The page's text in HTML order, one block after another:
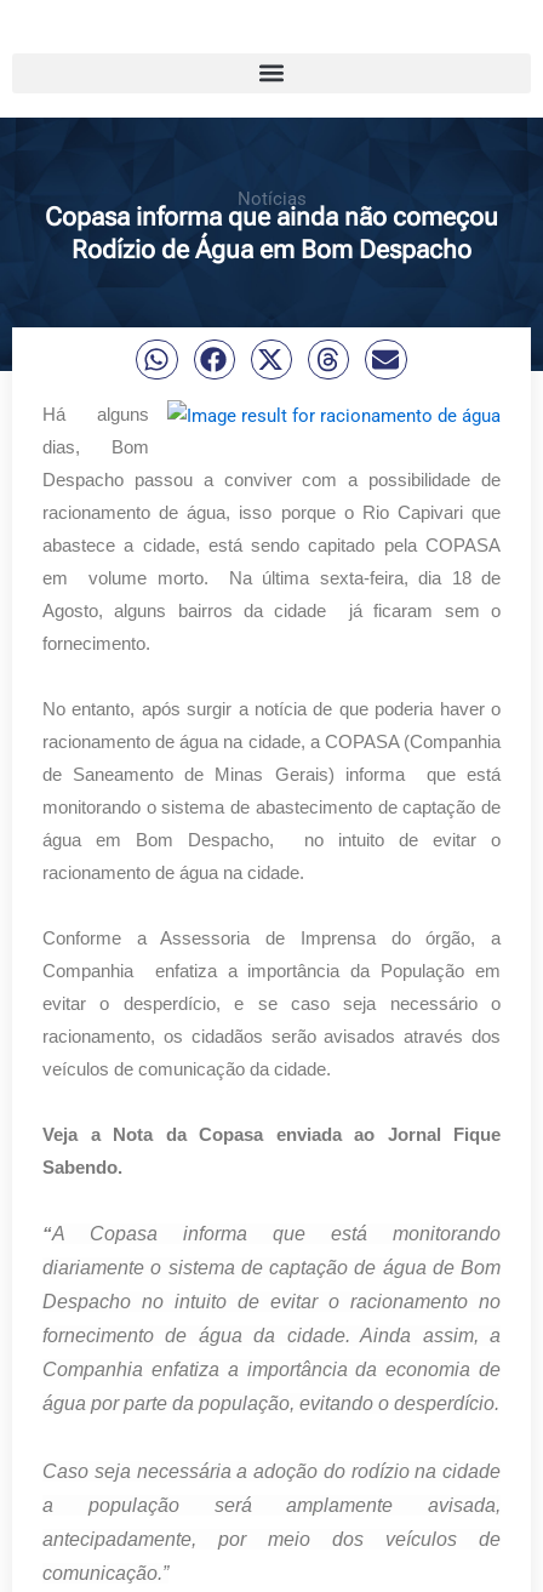
Notícias
Copasa informa que ainda não começou
Rodízio de Água em Bom Despacho
Há alguns
dias, Bom
Despacho passou a conviver com a possibilidade de
racionamento de água, isso porque o Rio Capivari que
abastece a cidade, está sendo capitado pela COPASA
em volume morto. Na última sexta-feira, dia 18 de
Agosto, alguns bairros da cidade já ficaram sem o
fornecimento.
No entanto, após surgir a notícia de que poderia haver o
racionamento de água na cidade, a COPASA (Companhia
de Saneamento de Minas Gerais) informa que está
monitorando o sistema de abastecimento de captação de
água em Bom Despacho, no intuito de evitar o
racionamento de água na cidade.
Conforme a Assessoria de Imprensa do órgão, a
Companhia enfatiza a importância da População em
evitar o desperdício, e se caso seja necessário o
racionamento, os cidadãos serão avisados através dos
veículos de comunicação da cidade.
Veja a Nota da Copasa enviada ao Jornal Fique
Sabendo.
“A Copasa informa que está monitorando
diariamente o sistema de captação de água de Bom
Despacho no intuito de evitar o racionamento no
fornecimento de água da cidade. Ainda assim, a
Companhia enfatiza a importância da economia de
água por parte da população, evitando o desperdício.
Caso seja necessária a adoção do rodízio na cidade
a população será amplamente avisada,
antecipadamente, por meio dos veículos de
comunicação.”